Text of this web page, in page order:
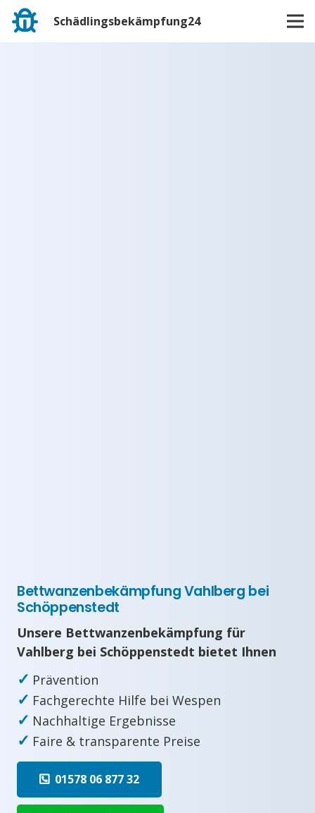
Schädlingsbekämpfung24
Bettwanzenbekämpfung Vahlberg bei
Schöppenstedt
Unsere Bettwanzenbekämpfung für
Vahlberg bei Schöppenstedt bietet Ihnen
✓ Prävention
✓ Fachgerechte Hilfe bei Wespen
✓ Nachhaltige Ergebnisse
✓ Faire & transparente Preise
01578 06 877 32